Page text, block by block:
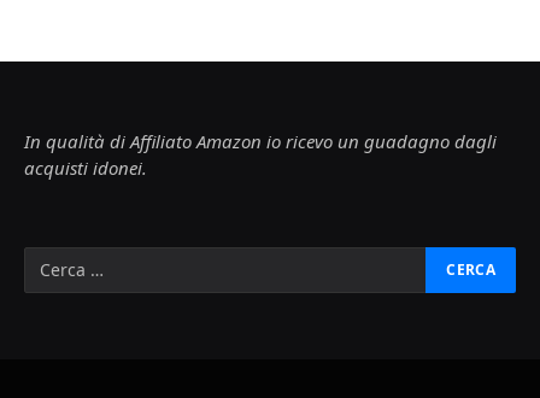
In qualità di Affiliato Amazon io ricevo un guadagno dagli
acquisti idonei.